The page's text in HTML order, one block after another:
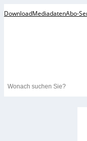
DownloadMediadatenAbo-
Search